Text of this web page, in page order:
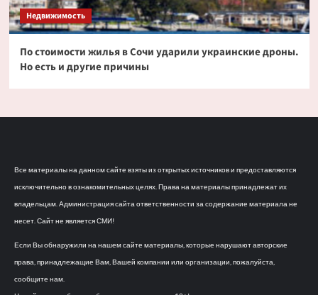
Недвижимость
По стоимости жилья в Сочи ударили украинские дроны.
Но есть и другие причины
Все материалы на данном сайте взяты из открытых источников и предоставляются
исключительно в ознакомительных целях. Права на материалы принадлежат их
владельцам. Администрация сайта ответственности за содержание материала не
несет. Сайт не является СМИ!
Если Вы обнаружили на нашем сайте материалы, которые нарушают авторские
права, принадлежащие Вам, Вашей компании или организации, пожалуйста,
сообщите нам.